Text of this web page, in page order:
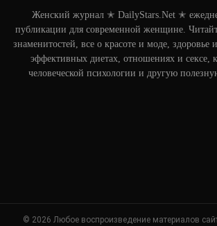
Женский журнал ✭ DailyStars.Net ✭
публикации для современной женщине.
знаменитостей, все о красоте и моде, здоровье
эффективных диетах, отношениях и сексе,
человеческой психологии и другую
© 2026 Любое воспроизведение материалов